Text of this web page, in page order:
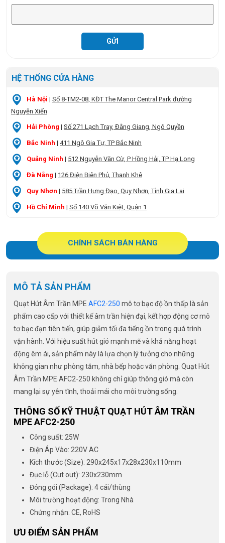
HỆ THỐNG CỬA HÀNG
Hà Nội | Số 8-TM2-08, KĐT The Manor Central Park đường
Nguyễn Xiển
Hải Phòng | Số 271 Lạch Tray, Đằng Giang, Ngô Quyền
Bắc Ninh | 411 Ngô Gia Tự, TP Bắc Ninh
Quảng Ninh | 512 Nguyễn Văn Cừ, P Hồng Hải, TP Hạ Long
Đà Nẵng | 126 Điện Biên Phủ, Thanh Khê
Quy Nhơn | 585 Trần Hưng Đạo, Quy Nhơn, Tỉnh Gia Lai
Hồ Chí Minh | Số 140 Võ Văn Kiệt, Quận 1
CHÍNH SÁCH BÁN HÀNG
MÔ TẢ SẢN PHẨM
Quạt Hút Âm Trần MPE AFC2-250 mô tơ bạc độ ồn thấp là sản
phẩm cao cấp với thiết kế âm trần hiện đại, kết hợp động cơ mô
tơ bạc đạn tiên tiến, giúp giảm tối đa tiếng ồn trong quá trình
vận hành. Với hiệu suất hút gió mạnh mẽ và khả năng hoạt
động êm ái, sản phẩm này là lựa chọn lý tưởng cho những
không gian như phòng tắm, nhà bếp hoặc văn phòng. Quạt Hút
Âm Trần MPE AFC2-250 không chỉ giúp thông gió mà còn
mang lại sự yên tĩnh, thoải mái cho môi trường sống.
THÔNG SỐ KỸ THUẬT QUẠT HÚT ÂM TRẦN
MPE AFC2-250
Công suất: 25W
Điện Áp Vào: 220V AC
Kích thước (Size): 290x245x17x28x230x110mm
Đục lỗ (Cut out): 230x230mm
Đóng gói (Package): 4 cái/thùng
Môi trường hoạt động: Trong Nhà
Chứng nhận: CE, RoHS
ƯU ĐIỂM SẢN PHẨM